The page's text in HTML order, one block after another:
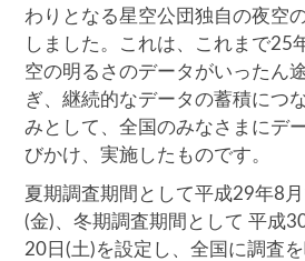
わりとなる星空公団独自の夜空
しました。これは、これまで25
空の明るさのデータがいったん
ぎ、継続的なデータの蓄積につ
みとして、全国のみなさまにデ
びかけ、実施したものです。
夏期調査期間として平成29年8
(金)、冬期調査期間として 平成
20日(土)を設定し、全国に調査を